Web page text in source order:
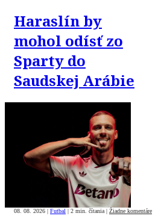
Haraslín by
mohol odísť zo
Sparty do
Saudskej Arábie
08. 08. 2026 | Futbal | 2 min. čítania| Žiadne komentáre